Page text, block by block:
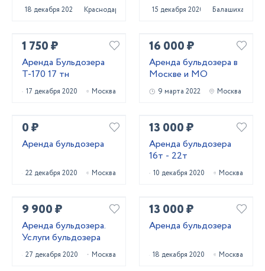
18 декабря 2022 Краснодар 15 декабря 2020 Балашиха
1 750 ₽
Аренда Бульдозера
Т-170 17 тн
17 декабря 2020 Москва
16 000 ₽
Аренда бульдозера в
Москве и МО
9 марта 2022 Москва
0 ₽
Аренда бульдозера
22 декабря 2020 Москва
13 000 ₽
Аренда бульдозера
16т - 22т
10 декабря 2020 Москва
9 900 ₽
Аренда бульдозера.
Услуги бульдозера
27 декабря 2020 Москва
13 000 ₽
Аренда бульдозера
18 декабря 2020 Москва